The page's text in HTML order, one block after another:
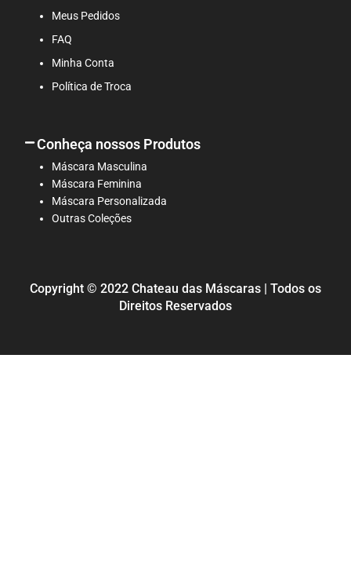
Meus Pedidos
FAQ
Minha Conta
Política de Troca
Conheça nossos Produtos
Máscara Masculina
Máscara Feminina
Máscara Personalizada
Outras Coleções
Copyright © 2022 Chateau das Máscaras | Todos os
Direitos Reservados